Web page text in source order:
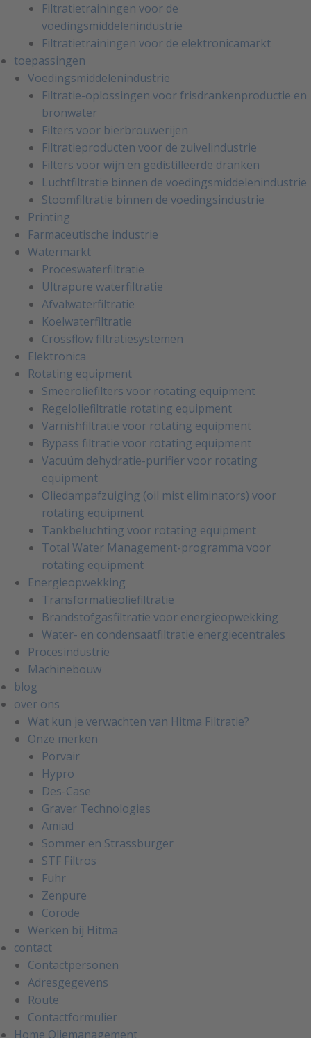
Filtratietrainingen voor de
voedingsmiddelenindustrie
Filtratietrainingen voor de elektronicamarkt
toepassingen
Voedingsmiddelenindustrie
Filtratie-oplossingen voor frisdrankenproductie en
bronwater
Filters voor bierbrouwerijen
Filtratieproducten voor de zuivelindustrie
Filters voor wijn en gedistilleerde dranken
Luchtfiltratie binnen de voedingsmiddelenindustrie
Stoomfiltratie binnen de voedingsindustrie
Printing
Farmaceutische industrie
Watermarkt
Proceswaterfiltratie
Ultrapure waterfiltratie
Afvalwaterfiltratie
Koelwaterfiltratie
Crossflow filtratiesystemen
Elektronica
Rotating equipment
Smeeroliefilters voor rotating equipment
Regeloliefiltratie rotating equipment
Varnishfiltratie voor rotating equipment
Bypass filtratie voor rotating equipment
Vacuüm dehydratie-purifier voor rotating
equipment
Oliedampafzuiging (oil mist eliminators) voor
rotating equipment
Tankbeluchting voor rotating equipment
Total Water Management-programma voor
rotating equipment
Energieopwekking
Transformatieoliefiltratie
Brandstofgasfiltratie voor energieopwekking
Water- en condensaatfiltratie energiecentrales
Procesindustrie
Machinebouw
blog
over ons
Wat kun je verwachten van Hitma Filtratie?
Onze merken
Porvair
Hypro
Des-Case
Graver Technologies
Amiad
Sommer en Strassburger
STF Filtros
Fuhr
Zenpure
Corode
Werken bij Hitma
contact
Contactpersonen
Adresgegevens
Route
Contactformulier
Home Oliemanagement